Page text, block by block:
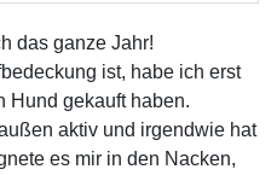
das ganze Jahr!
ist, habe ich erst
Hund gekauft haben.
aktiv und irgendwie hat
es mir in den Nacken,